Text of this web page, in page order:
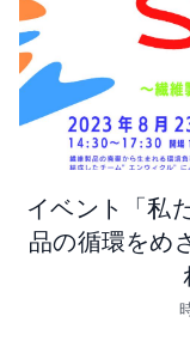
イベント「私
品の循環をめ